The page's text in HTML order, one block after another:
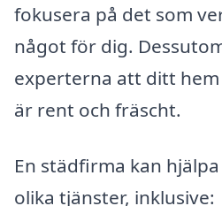
fokusera på det som
något för dig.
experterna att ditt
är rent och fräscht.
En städfirma kan
olika tjänster, inklusive: